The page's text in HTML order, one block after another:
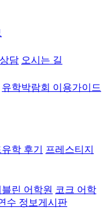
담 오시는 길
유학박람회 이용가이드
학 후기
프레스티지
블린 어학원 코크 어학
수 정보게시판